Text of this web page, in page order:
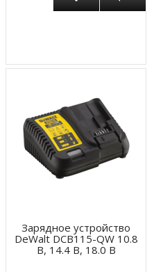
Зарядное устройство
DeWalt DCB115-QW 10.8
В, 14.4 В, 18.0 В